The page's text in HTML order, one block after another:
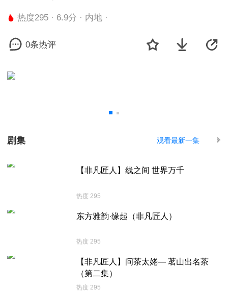
热度295 · 6.9分 · 内地 ·
0条热评
剧集 观看最新一集
【非凡匠人】线之间 世界万千
热度 295
东方雅韵·缘起（非凡匠人）
热度 295
【非凡匠人】问茶太姥— 茗山出名茶
（第二集）
热度 295